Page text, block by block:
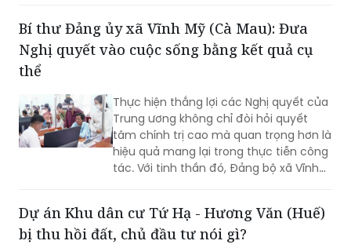
giải phóng mặt bằng vẫn là "nút thắt"
cần sớm tháo gỡ để bảo đảm tiến độ
Bí thư Đảng ủy xã Vĩnh Mỹ (Cà Mau): Đưa
Nghị quyết vào cuộc sống bằng kết quả cụ
thể
Thực hiện thắng lợi các Nghị quyết của
Trung ương không chỉ đòi hỏi quyết
tâm chính trị cao mà quan trọng hơn là
hiệu quả mang lại trong thực tiễn công
tác. Với tinh thần đó, Đảng bộ xã Vĩnh
đội ngũ cán bộ đủ phẩm chất, năng
lực, trách nhiệm, đưa các chủ trương
Dự án Khu dân cư Tứ Hạ - Hương Văn (Huế)
bị thu hồi đất, chủ đầu tư nói gì?